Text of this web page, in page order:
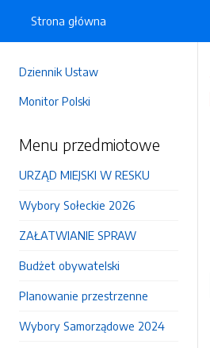
Dziennik Ustaw
Monitor Polski
Menu przedmiotowe
URZĄD MIEJSKI W RESKU
Wybory Sołeckie 2026
ZAŁATWIANIE SPRAW
Budżet obywatelski
Planowanie przestrzenne
Wybory Samorządowe 2024
Strona główna